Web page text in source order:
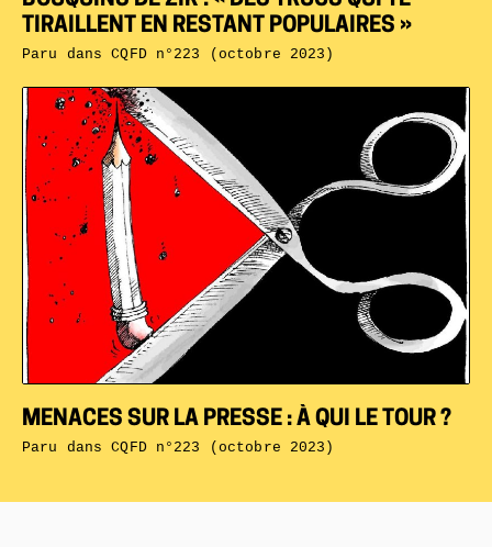
MENACES SUR LA PRESSE : À QUI LE TOUR ?
Paru dansCQFD n°223 (octobre 2023)
TIRAILLENT EN RESTANT POPULAIRES »
Paru dansCQFD n°223 (octobre 2023)